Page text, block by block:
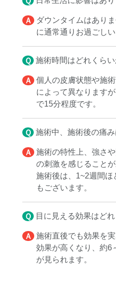
Ａダウンタイムはありませんので、施術後すぐ
に通常通りお過ごしい
Ｑ施術時間はどれくら
Ａ個人の皮膚状態や施術部位の大きさ、商社数
によって異なります
で15分程度です。
Ｑ施術中、施術後の痛
Ａ施術の特性上、強さや照射数によっては多少
の刺激を感じることが
施術後は、1~2週間ほ
もございます。
Ｑ目に見える効果はど
Ａ施術直後でも効果を実感できますが、徐々に
効果が高くなり、約6
が見られます。